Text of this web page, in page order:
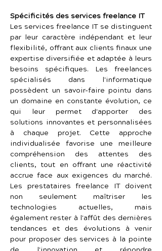
Spécificités des services freelance IT
Les services freelance IT se distinguent
par leur caractère indépendant et leur
flexibilité, offrant aux clients finaux une
expertise diversifiée et adaptée à leurs
besoins spécifiques. Les freelances
spécialisés dans l'informatique
possèdent un savoir-faire pointu dans
un domaine en constante évolution, ce
qui leur permet d'apporter des
solutions innovantes et personnalisées
à chaque projet. Cette approche
individualisée favorise une meilleure
compréhension des attentes des
clients, tout en offrant une réactivité
accrue face aux exigences du marché.
Les prestataires freelance IT doivent
non seulement maîtriser les
technologies actuelles, mais
également rester à l'affût des dernières
tendances et des évolutions à venir
pour proposer des services à la pointe